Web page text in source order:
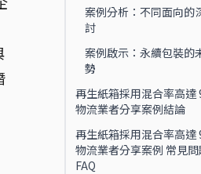
案例分析：不同面向的
討
案例啟示：永續包裝的
勢
再生紙箱採用混合率高達
物流業者分享案例結論
再生紙箱採用混合率高達
物流業者分享案例 常見
FAQ